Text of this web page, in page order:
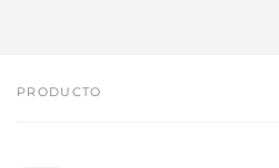
Tu
PRODUCTO